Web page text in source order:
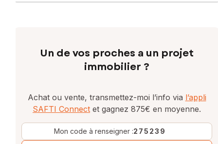
Un de vos proches a un projet
immobilier ?
Achat ou vente, transmettez-moi l’info via l’appli
SAFTI Connect et gagnez 875€ en moyenne.
Mon code à renseigner :275239